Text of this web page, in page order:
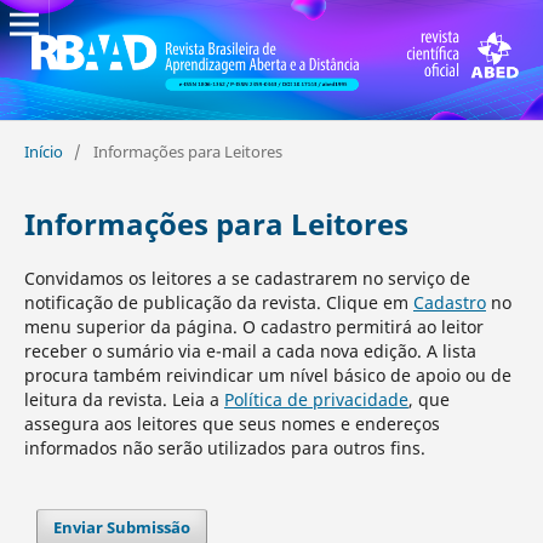
Início / Informações para Leitores
Informações para Leitores
Convidamos os leitores a se cadastrarem no serviço de
notificação de publicação da revista. Clique em Cadastrono
menu superior da página. O cadastro permitirá ao leitor
receber o sumário via e-mail a cada nova edição. A lista
procura também reivindicar um nível básico de apoio ou de
leitura da revista. Leia a Política de privacidade, que
assegura aos leitores que seus nomes e endereços
informados não serão utilizados para outros fins.
Enviar Submissão